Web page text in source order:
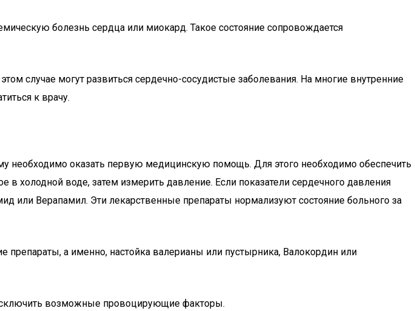
болезнь сердца или миокард. Такое состояние сопровождается
случае могут развиться сердечно-сосудистые заболевания. На многие внутренние
к врачу.
необходимо оказать первую медицинскую помощь. Для этого необходимо обеспечить
холодной воде, затем измерить давление. Если показатели сердечного давления
Верапамил. Эти лекарственные препараты нормализуют состояние больного за
а именно, настойка валерианы или пустырника, Валокордин или
возможные провоцирующие факторы.